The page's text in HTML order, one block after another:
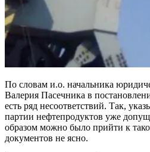
По словам и.о. начальника
Валерия Пасечника в
есть ряд несоответствий. Так,
партии нефтепродуктов уже
образом можно было прийти к
документов не ясно.